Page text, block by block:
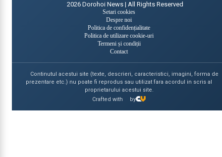
2026 Dorohoi News | All Rights Reserved
Setari cookies
Despre noi
Politica de confidențialitate
Politica de utilizare cookie-uri
Termeni și condiții
Contact
Continutul acestui site (texte, descrieri, caracteristici, imagini, forma de
prezentare etc.) nu poate fi reprodus sau utilizat fara acordul in scris al
proprietarului acestui site.
Crafted with
by